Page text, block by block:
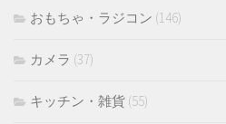
おもちゃ・ラジコン (146)
カメラ (37)
キッチン・雑貨 (55)